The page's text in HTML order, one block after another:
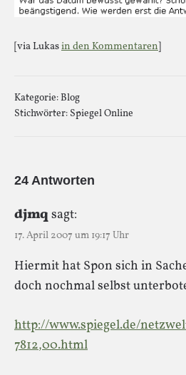
[via Lukasin den Kommentaren]
Kategorie:Blog
Stichwörter: Spiegel Online
24 Antworten
djmq sagt:
17. April 2007 um 19:17 Uhr
Hiermit hat Spon sich in
doch nochmal selbst
http://www.spiegel.de/
7812,00.html